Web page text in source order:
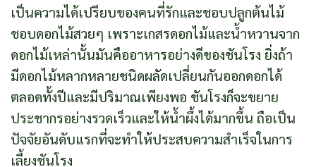
เป็นความได้เปรียบของคนที่รักและชอบปลูกต้นไม้
ชอบดอกไม้สวยๆ เพราะเกสรดอกไม้และน้ำหวานจาก
ดอกไม้เหล่านั้นมันคืออาหารอย่างดีของชันโรง ยิ่งถ้า
มีดอกไม้หลากหลายชนิดผลัดเปลี่ยนกันออกดอกได้
ตลอดทั้งปีและมีปริมาณเพียงพอ ชันโรงก็จะขยาย
ประชากรอย่างรวดเร็วและให้น้ำผึ้งได้มากขึ้น ถือเป็น
ปัจจัยอันดับแรกที่จะทำให้ประสบความสำเร็จในการ
เลี้ยงชันโรง